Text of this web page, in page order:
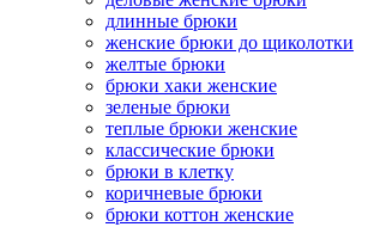
длинные брюки
женские брюки до щиколотки
желтые брюки
брюки хаки женские
зеленые брюки
теплые брюки женские
классические брюки
брюки в клетку
коричневые брюки
брюки коттон женские